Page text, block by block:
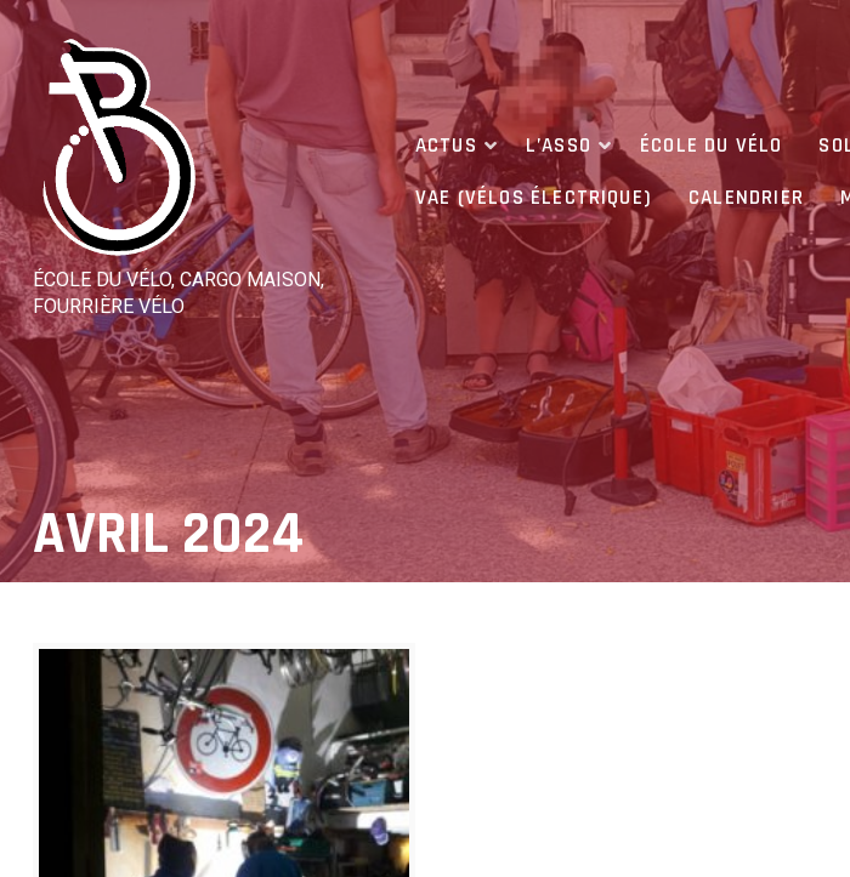
Skip
content
ÉCOLE DU VÉLO, CARGO MAISON,
FOURRIÈRE VÉLO
ACTUS L’ASSO ÉCOLE DU VÉLO
VAE (VÉLOS ÉLECTRIQUE)
CALENDRIER
AVRIL 2024